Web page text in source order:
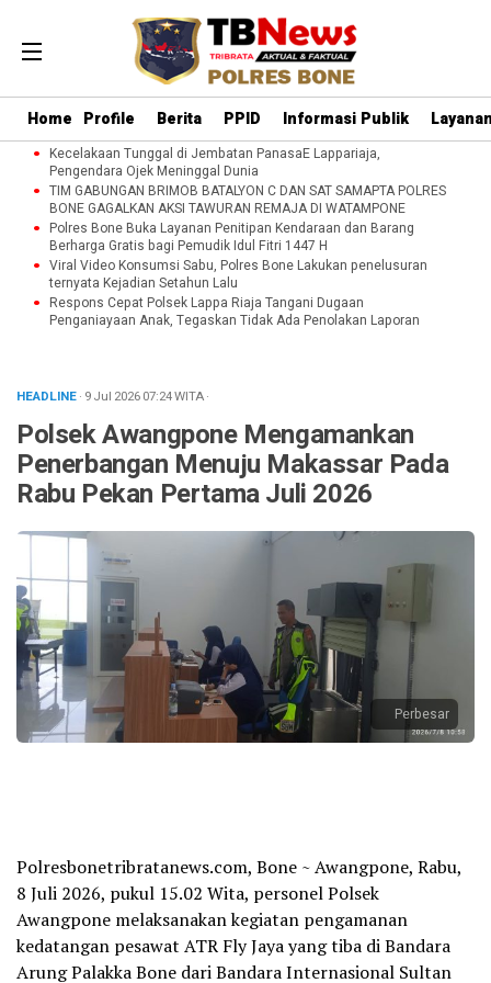
Home Profile Berita PPID Informasi Publik
Kecelakaan Tunggal di Jembatan PanasaE Lappariaja,
Pengendara Ojek Meninggal Dunia
TIM GABUNGAN BRIMOB BATALYON C DAN SAT SAMAPTA POLRES
BONE GAGALKAN AKSI TAWURAN REMAJA DI WATAMPONE
Polres Bone Buka Layanan Penitipan Kendaraan dan Barang
Berharga Gratis bagi Pemudik Idul Fitri 1447 H
Viral Video Konsumsi Sabu, Polres Bone Lakukan penelusuran
ternyata Kejadian Setahun Lalu
Respons Cepat Polsek Lappa Riaja Tangani Dugaan
Penganiayaan Anak, Tegaskan Tidak Ada Penolakan Laporan
HEADLINE· 9 Jul 202607:24WITA·
‎Polsek Awangpone Mengamankan
Penerbangan Menuju Makassar Pada
Rabu Pekan Pertama Juli 2026
Perbesar
‎Polresbonetribratanews.com, Bone ~ Awangpone, Rabu,
8 Juli 2026, pukul 15.02 Wita, personel Polsek
Awangpone melaksanakan kegiatan pengamanan
kedatangan pesawat ATR Fly Jaya yang tiba di Bandara
Arung Palakka Bone dari Bandara Internasional Sultan